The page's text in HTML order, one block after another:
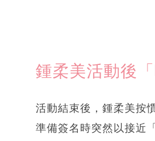
鍾柔美活動後
活動結束後，鍾柔美按
準備簽名時突然以接近